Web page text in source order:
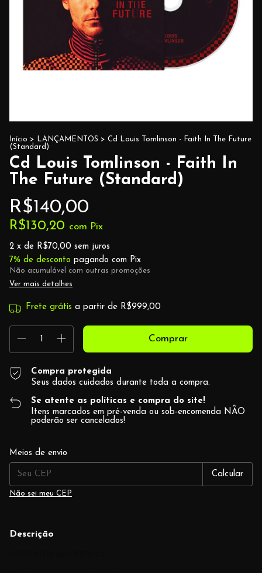
Início > LANÇAMENTOS > Cd Louis Tomlinson - Faith In The Future
(Standard)
Cd Louis Tomlinson - Faith In
The Future (Standard)
R$140,00
R$130,20 com Pix
2 x de R$70,00 sem juros
7% de desconto pagando com Pix
Não acumulável com outras promoções
Ver mais detalhes
Frete grátis a partir de R$999,00
Compra protegida
Seus dados cuidados durante toda a compra.
Se atente as políticas e compra do site!
Itens marcados em pré-venda ou sob-encomenda NÃO
poderão ser cancelados!
Entregas para o CEP:
Meios de envio
Calcular
Não sei meu CEP
Descrição